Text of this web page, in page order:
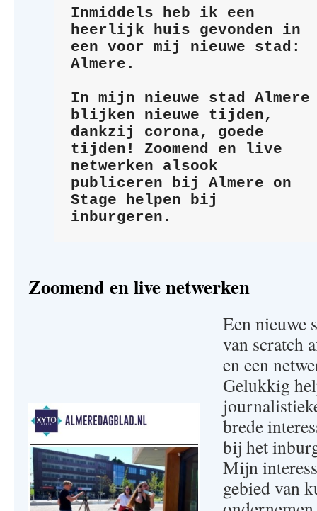
Inmiddels heb ik een
heerlijk huis gevonden in
een voor mij nieuwe stad:
Almere.
In mijn nieuwe stad Almere
blijken nieuwe tijden,
dankzij corona, goede
tijden! Zoomend en live
netwerken alsook
publiceren bij Almere on
Stage helpen bij
inburgeren.
Zoomend en live netwerken
Een nieuwe
van scratch
en een
Gelukkig
brede
bij het
Mijn
gebied van